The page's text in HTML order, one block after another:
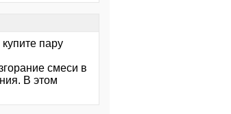
пару
смеси в
В этом